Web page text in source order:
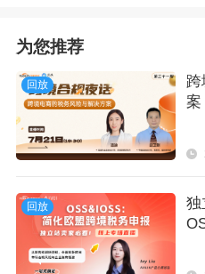
为您推荐
回放
案
回放
独